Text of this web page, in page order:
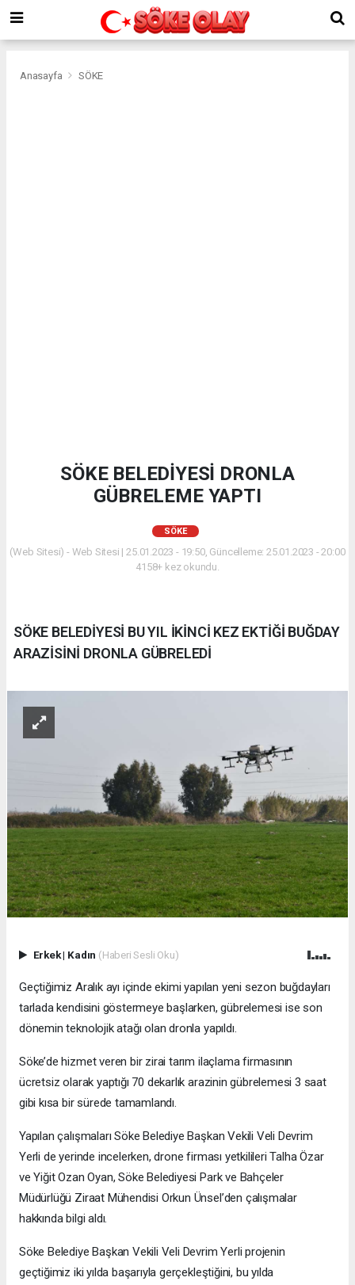
Anasayfa SÖKE
SÖKE BELEDİYESİ DRONLA
GÜBRELEME YAPTI
SÖKE
(Web Sitesi) - Web Sitesi | 25.01.2023 - 19:50, Güncelleme: 25.01.2023 - 20:00
4158+ kez okundu.
SÖKE BELEDİYESİ BU YIL İKİNCİ KEZ EKTİĞİ BUĞDAY
ARAZİSİNİ DRONLA GÜBRELEDİ
Erkek| Kadın (Haberi Sesli Oku)
Geçtiğimiz Aralık ayı içinde ekimi yapılan yeni sezon buğdayları
tarlada kendisini göstermeye başlarken, gübrelemesi ise son
dönemin teknolojik atağı olan dronla yapıldı.
Söke’de hizmet veren bir zirai tarım ilaçlama firmasının
ücretsiz olarak yaptığı 70 dekarlık arazinin gübrelemesi 3 saat
gibi kısa bir sürede tamamlandı.
Yapılan çalışmaları Söke Belediye Başkan Vekili Veli Devrim
Yerli de yerinde incelerken, drone firması yetkilileri Talha Özar
ve Yiğit Ozan Oyan, Söke Belediyesi Park ve Bahçeler
Müdürlüğü Ziraat Mühendisi Orkun Ünsel’den çalışmalar
hakkında bilgi aldı.
Söke Belediye Başkan Vekili Veli Devrim Yerli projenin
geçtiğimiz iki yılda başarıyla gerçekleştiğini, bu yılda